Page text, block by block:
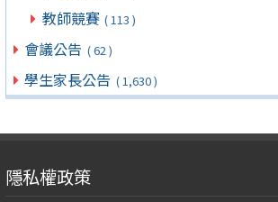
教師競賽 ( 113 )
會議公告 ( 62 )
學生家長公告 ( 1,630 )
隱私權政策